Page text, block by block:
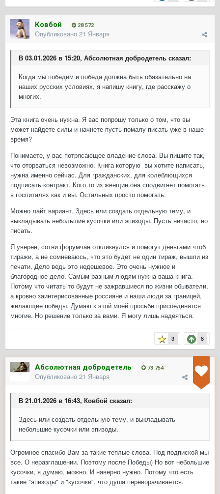
Ковбой 28 572
Опубликовано 21 Января
В 03.01.2026 в 15:20, Абсолютная добродетель сказал:
Когда мы победим и победа должна быть обязательно на
наших русских условиях, я напишу книгу, где расскажу о
многих.
Эта книга очень нужна. Я вас попрошу только о том, что вы
может найдете силы и начнете пусть помалу писать уже в наше
время?
Понимаете, у вас потрясающее владение слова. Вы пишите так,
что оторваться невозможно. Книга которую вы хотите написать,
нужна именно сейчас. Для гражданских, для колеблющихся
подписать контракт. Кого то из женщин она сподвигнет помогать
в госпиталях как и вы. Остальных просто помогать.
Можно лайт вариант. Здесь или создать отдельную тему, и
выкладывать небольшие кусочки или эпизоды. Пусть нечасто, но
писать.
Я уверен, сотни форумчан откликнулся и помогут деньгами чтоб
тиражи, а не сомневаюсь, что это будет не один тираж, вышли из
печати. Дело ведь это недешевое. Это очень нужное и
благородное дело. Самым разным людям нужна ваша книга.
Потому что читать то будут не зажравшиеся по жизни обыватели,
а кровно заинтерисованные россияне и наши люди за границей,
желающие победы. Думаю к этой моей просьбе присоединятся
многие. Но решение только за вами. Я могу лишь надеяться.
3 8
Абсолютная добродетель 73 754
Опубликовано 21 Января
В 21.01.2026 в 16:43, Ковбой сказал:
Здесь или создать отдельную тему, и выкладывать
небольшие кусочки или эпизоды.
Огромное спасибо Вам за такие теплые слова. Под подпиской мы
все. О неразглашении. Поэтому после Победы) Но вот небольшие
кусочки, я думаю, можно. И наверно нужно. Потому что есть
такие "эпизоды" и "кусочки", что душа переворачивается.